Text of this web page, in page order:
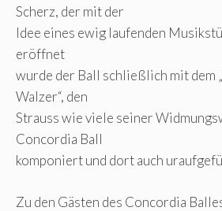
Scherz, der mit der
Idee eines ewig laufenden
eröffnet
wurde der Ball schließlich mit dem
Walzer“, den
Strauss wie viele seiner
Concordia Ball
komponiert und dort auch
Zu den Gästen des Concordia